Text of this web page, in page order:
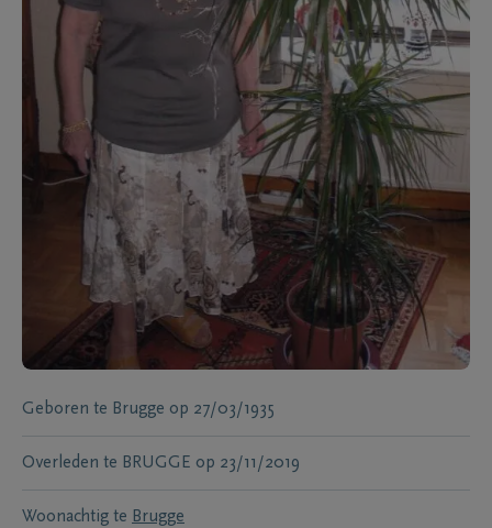
Geboren te Brugge op 27/03/1935
Overleden te BRUGGE op 23/11/2019
Woonachtig te Brugge